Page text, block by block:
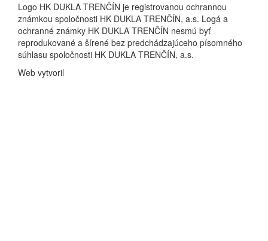
Logo HK DUKLA TRENČÍN je registrovanou ochrannou
známkou spoločnosti HK DUKLA TRENČÍN, a.s. Logá a
ochranné známky HK DUKLA TRENČÍN nesmú byť
reprodukované a šírené bez predchádzajúceho písomného
súhlasu spoločnosti HK DUKLA TRENČÍN, a.s.
Web vytvoril